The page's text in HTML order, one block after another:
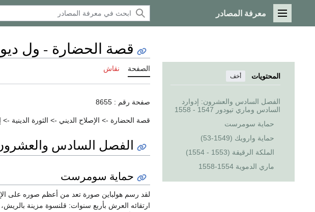
القائمة الرئيسية
معرفة المصادر
المحتويات أخف
الفصل السادس والعشرون: إدوارد
السادس وماري تيودور 1547 - 1558
حماية سومرست
حماية وارويك (1549-53)
الملكة الرقيقة (1553 - 1554)
ماري الدموية 1554-1558
قصة الحضارة - ول ديورانت -
الصفحة نقاش
صفحة رقم : 8655
قصة الحضارة -> الإصلاح الديني -> الثورة
الفصل السادس والعشرون:
حماية سومرست
لقد رسم هولباين صورة تعد من أعظم صوره على
ارتقائه العرش بأربع سنوات: قلنسوة مزينة